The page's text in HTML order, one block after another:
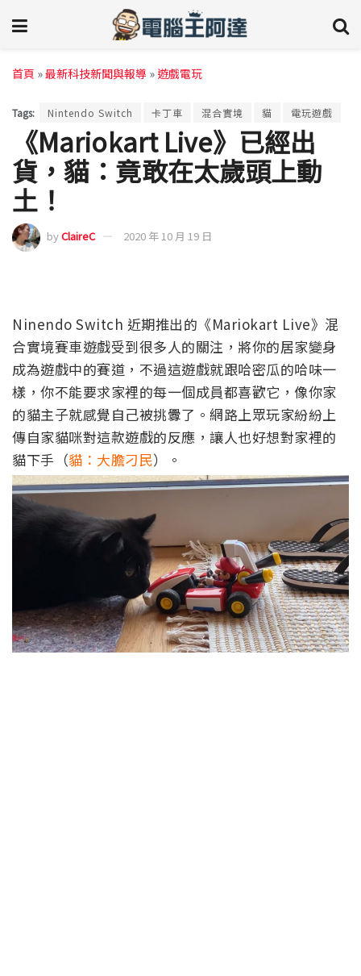
首頁 »最新科技新聞與報導 »遊戲電玩
Tags: Nintendo Switch 卡丁車 混合實境 貓 電玩遊戲
《Mariokart Live》已經出
貨，貓：竟敢在太歲頭上動
土！
byClaireC 2020 年 10 月 19 日
Ninendo Switch 近期推出的《Mariokart Live》混
合實境賽車遊戲受到很多人的關注，將你的居家變身
成為遊戲中的賽道，不過這遊戲就跟哈密瓜的哈味一
樣，你不能要求家裡的每一個成員都喜歡它，像你家
的貓主子就感覺自己被挑釁了。網路上眾玩家紛紛上
傳自家貓咪對這款遊戲的反應，讓人也好想對家裡的
貓下手（貓：大膽刁民）。